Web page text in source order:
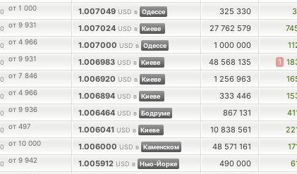
от 1 000 1.007049 USD в Одессе 325 330
от 9 931 1.007024 USD в Киеве 27 762 579
от 4 966 1.007000 USD в Одессе 1 000 000
от 9 931 1.006983 USD в Киеве 48 568 135 1
от 7 846 1.006920 USD в Киеве 1 256 963
от 4 966 1.006894 USD в Киеве 333 446
от 9 936 1.006464 USD в Бодруме 867 131
от 497 1.006041 USD в Киеве 10 838 561
от 10 000 1.006000 USD в Каменском 48 571 161
от 9 942 1.005912 USD в Нью-Йорке 490 000